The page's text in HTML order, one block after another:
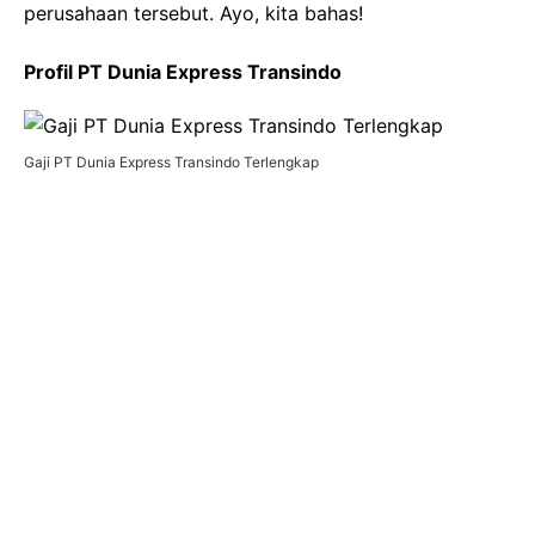
perusahaan tersebut. Ayo, kita bahas!
Profil PT Dunia Express Transindo
Gaji PT Dunia Express Transindo Terlengkap